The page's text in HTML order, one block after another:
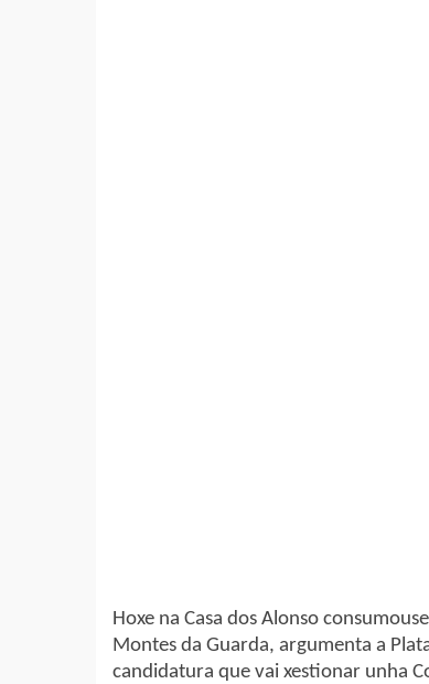
Hoxe na Casa dos Alonso
Montes da Guarda, argumenta a
candidatura que vai xestionar unha